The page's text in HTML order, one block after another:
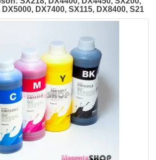
DX5000, DX7400, SX115, DX8400, S21